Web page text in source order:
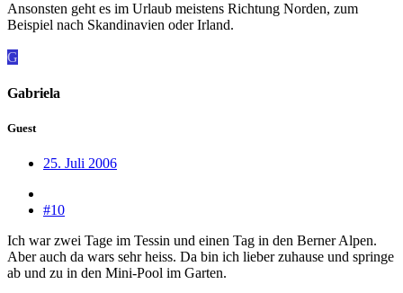
Ansonsten geht es im Urlaub meistens Richtung Norden, zum
Beispiel nach Skandinavien oder Irland.
G
Gabriela
Guest
25. Juli 2006
#10
Ich war zwei Tage im Tessin und einen Tag in den Berner Alpen.
Aber auch da wars sehr heiss. Da bin ich lieber zuhause und springe
ab und zu in den Mini-Pool im Garten.